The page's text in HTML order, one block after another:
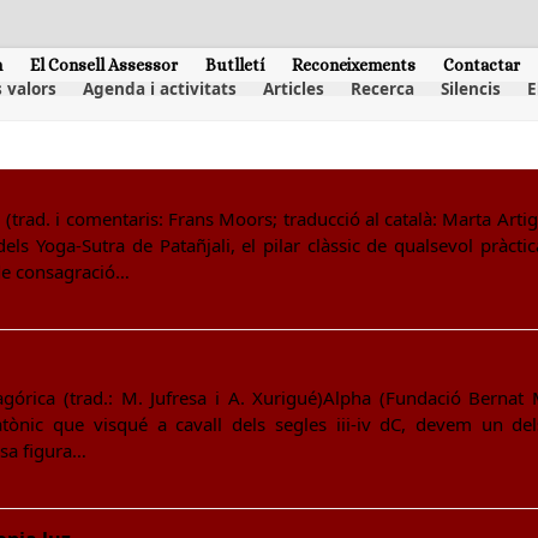
El Consell Assessor Butlletí Reconeixements Contactar
valors Agenda i activitats Articles Recerca Silencis
(trad. i comentaris: Frans Moors; traducció al català: Marta
Yoga-Sutra de Patañjali, el pilar clàssic de qualsevol
consagració…
(trad.: M. Jufresa i A. Xurigué)Alpha (Fundació
que visqué a cavall dels segles iii-iv dC, devem un
figura…